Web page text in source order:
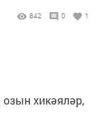
842 0 1
хикәяләр,